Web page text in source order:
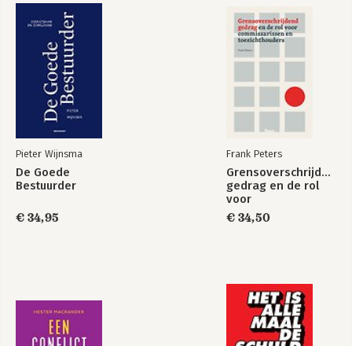
Onvrijwillig -
Lessen uit
gedwongen vertrek
van bestuurders
Bekijk alle boeken
Pieter Wijnsma
De Goede
Bestuurder
€ 34,95
Frank Peters
Grensoverschrijdend
gedrag en de rol
voor
commissarissen en
toezichthouders
€ 34,50